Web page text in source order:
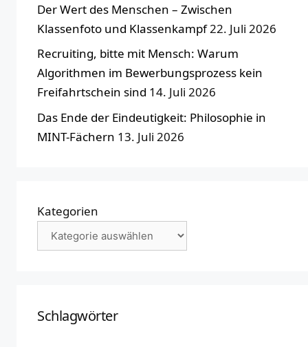
Der Wert des Menschen – Zwischen
Klassenfoto und Klassenkampf 22. Juli 2026
Recruiting, bitte mit Mensch: Warum
Algorithmen im Bewerbungsprozess kein
Freifahrtschein sind 14. Juli 2026
Das Ende der Eindeutigkeit: Philosophie in
MINT-Fächern 13. Juli 2026
Kategorien
Schlagwörter